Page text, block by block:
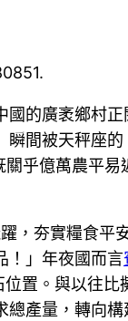
的廣袤鄉村
間被天秤座
乎億萬農平易
躍，夯實糧食
！」年夜國而言
位置。與以往比
產量，轉向